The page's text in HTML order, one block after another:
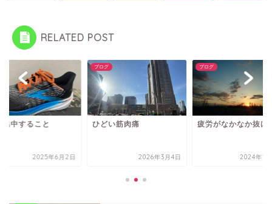
RELATED POST
集中すること
2025年6月2日
ブログ
ひどい筋肉痛
2026年3月4日
ブログ
疲労がなかなか抜け
2024年12